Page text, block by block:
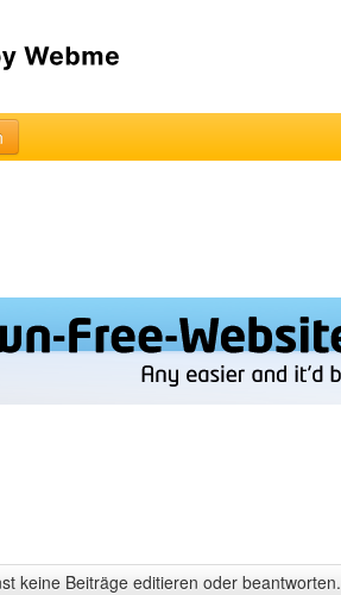
keine Beiträge editieren oder beantworten.